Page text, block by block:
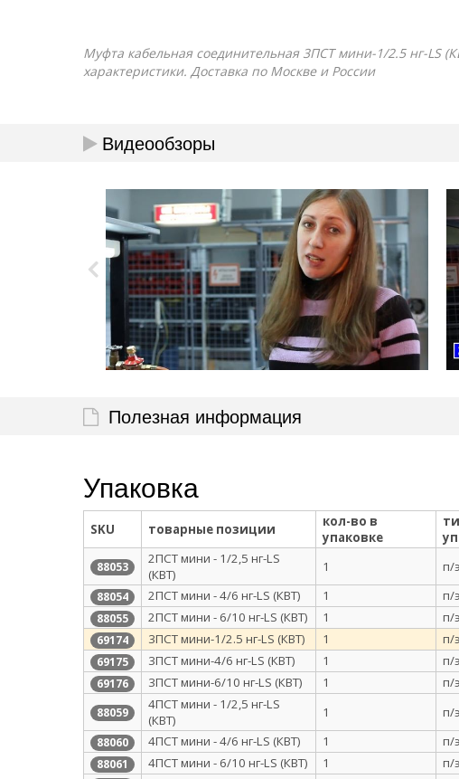
Муфта кабельная соединительная 3ПСТ мини-1/2.5 нг-LS
характеристики. Доставка по Москве и России
Видеообзоры
Полезная информация
Упаковка
SKU товарные позиции
кол-во в
упаковке
88053
2ПСТ мини - 1/2,5 нг-LS
(КВТ)
1 п/
88054 2ПСТ мини - 4/6 нг-LS (КВТ) 1 п/
88055 2ПСТ мини - 6/10 нг-LS (КВТ) 1 п/
69174 3ПСТ мини-1/2.5 нг-LS (КВТ) 1 п/
69175 3ПСТ мини-4/6 нг-LS (КВТ) 1 п/
69176 3ПСТ мини-6/10 нг-LS (КВТ) 1 п/
88059
4ПСТ мини - 1/2,5 нг-LS
(КВТ)
1 п/
88060 4ПСТ мини - 4/6 нг-LS (КВТ) 1 п/
88061 4ПСТ мини - 6/10 нг-LS (КВТ) 1 п/